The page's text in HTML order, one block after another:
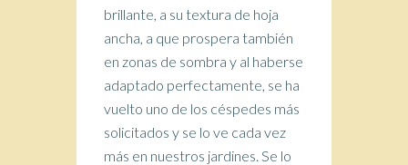
brillante, a su textura de hoja
ancha, a que prospera también
en zonas de sombra y al haberse
adaptado perfectamente, se ha
vuelto uno de los céspedes más
solicitados y se lo ve cada vez
más en nuestros jardines. Se lo